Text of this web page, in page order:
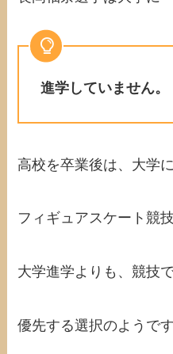
進学していません。
高校を卒業後は、大学
フィギュアスケート競
大学進学よりも、競技
優先する選択のようです